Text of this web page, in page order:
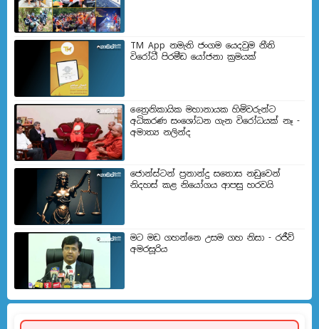
TM App නමැති ජංගම යෙදවුම නීති
විරෝධී පිරමීඩ යෝජනා ක්‍රමයක්
ත්‍රෛනිකායික මහානායක හිමිවරුන්ට
අධිකරණ සංශෝධන ගැන විරෝධයක් නෑ -
අමාත්‍ය නලින්ද
ජොන්ස්ටන් ප්‍රනාන්දු සතොස නඩුවෙන්
නිදහස් කළ නියෝගය ආපසු හරවයි
මට මඩ ගහන්නෙ උසම ගහ නිසා - රජීව්
අමරසූරිය